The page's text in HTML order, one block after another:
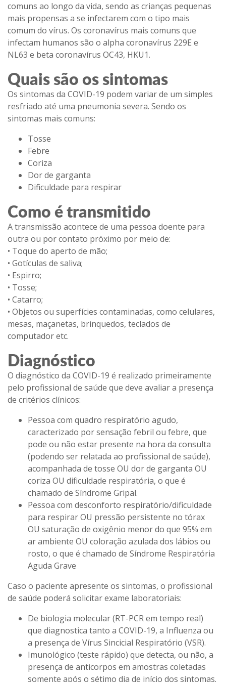
comuns ao longo da vida, sendo as crianças pequenas
mais propensas a se infectarem com o tipo mais
comum do vírus. Os coronavírus mais comuns que
infectam humanos são o alpha coronavírus 229E e
NL63 e beta coronavírus OC43, HKU1.
Quais são os sintomas
Os sintomas da COVID-19 podem variar de um simples
resfriado até uma pneumonia severa. Sendo os
sintomas mais comuns:
Tosse
Febre
Coriza
Dor de garganta
Dificuldade para respirar
Como é transmitido
A transmissão acontece de uma pessoa doente para
outra ou por contato próximo por meio de:
• Toque do aperto de mão;
• Gotículas de saliva;
• Espirro;
• Tosse;
• Catarro;
• Objetos ou superfícies contaminadas, como celulares,
mesas, maçanetas, brinquedos, teclados de
computador etc.
Diagnóstico
O diagnóstico da COVID-19 é realizado primeiramente
pelo profissional de saúde que deve avaliar a presença
de critérios clínicos:
Pessoa com quadro respiratório agudo,
caracterizado por sensação febril ou febre, que
pode ou não estar presente na hora da consulta
(podendo ser relatada ao profissional de saúde),
acompanhada de tosse OU dor de garganta OU
coriza OU dificuldade respiratória, o que é
chamado de Síndrome Gripal.
Pessoa com desconforto respiratório/dificuldade
para respirar OU pressão persistente no tórax
OU saturação de oxigênio menor do que 95% em
ar ambiente OU coloração azulada dos lábios ou
rosto, o que é chamado de Síndrome Respiratória
Aguda Grave
Caso o paciente apresente os sintomas, o profissional
de saúde poderá solicitar exame laboratoriais:
De biologia molecular (RT-PCR em tempo real)
que diagnostica tanto a COVID-19, a Influenza ou
a presença de Vírus Sincicial Respiratório (VSR).
Imunológico (teste rápido) que detecta, ou não, a
presença de anticorpos em amostras coletadas
somente após o sétimo dia de início dos sintomas.